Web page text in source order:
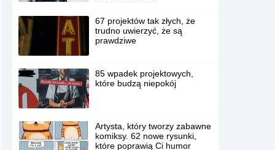
67 projektów tak złych, że
trudno uwierzyć, że są
prawdziwe
85 wpadek projektowych,
które budzą niepokój
Artysta, który tworzy zabawne
komiksy. 62 nowe rysunki,
które poprawią Ci humor